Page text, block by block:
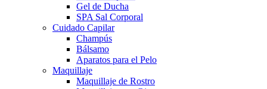
Gel de Ducha
SPA Sal Corporal
Cuidado Capilar
Champús
Bálsamo
Aparatos para el Pelo
Maquillaje
Maquillaje de Rostro